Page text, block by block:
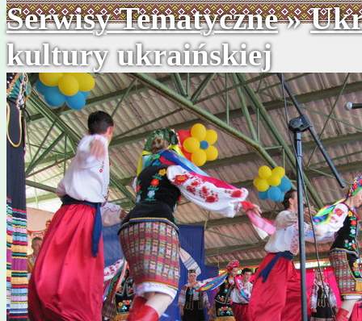
Serwisy Tematyczne»
kultury ukraińskiej